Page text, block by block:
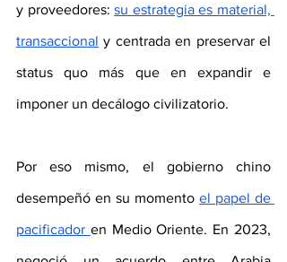
y proveedores: su estrategia es material,
transaccional y centrada en preservar el
status quo más que en expandir e
imponer un decálogo civilizatorio.
Por eso mismo, el gobierno chino
desempeñó en su momento el papel de
pacificador en Medio Oriente. En 2023,